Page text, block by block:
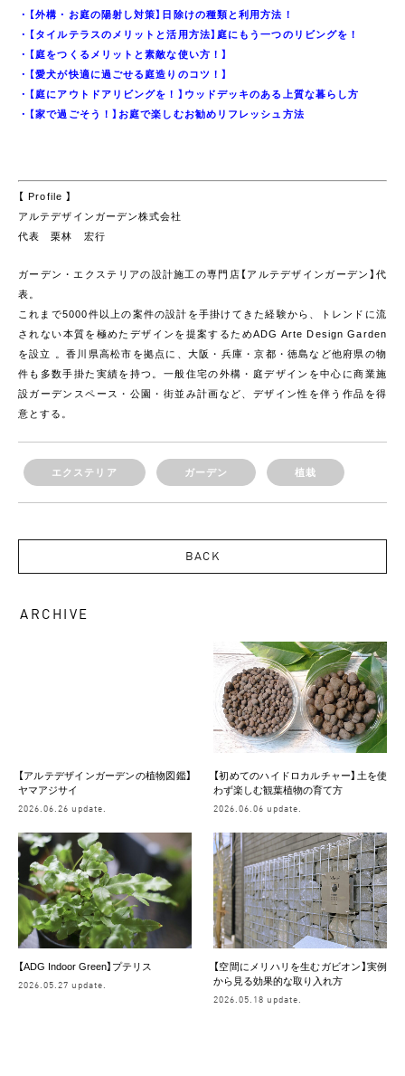
・
【外構・お庭の陽射し対策】日除けの種類と利用方法！
・
【タイルテラスのメリットと活用方法】庭にもう一つのリビングを！
・
【庭をつくるメリットと素敵な使い方！】
・
【愛犬が快適に過ごせる庭造りのコツ！】
・
【庭にアウトドアリビングを！】ウッドデッキのある上質な暮らし方
・
【家で過ごそう！】お庭で楽しむお勧めリフレッシュ方法
【 Profile 】
アルテデザインガーデン株式会社
代表 栗林 宏行
ガーデン・エクステリアの設計施工の専門店【アルテデザインガーデン】代
表。
これまで5000件以上の案件の設計を手掛けてきた経験から、トレンドに流
されない本質を極めたデザインを提案するためADG Arte Design Garden
を設立 。香川県高松市を拠点に、大阪・兵庫・京都・徳島など他府県の物
件も多数手掛た実績を持つ。一般住宅の外構・庭デザインを中心に商業施
設ガーデンスペース・公園・街並み計画など、デザイン性を伴う作品を得
意とする。
エクステリア ガーデン 植栽
BACK
ARCHIVE
【アルテデザインガーデンの植物図鑑】
ヤマアジサイ
2026.06.26 update.
【初めてのハイドロカルチャー】土を使
わず楽しむ観葉植物の育て方
2026.06.06 update.
【ADG Indoor Green】プテリス
2026.05.27 update.
【空間にメリハリを生むガビオン】実例
から見る効果的な取り入れ方
2026.05.18 update.